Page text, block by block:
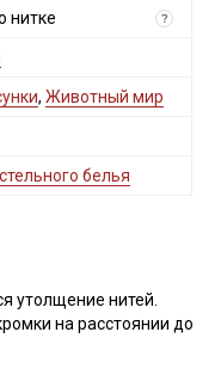
нитке ?
, Животный мир
белья
утолщение нитей.
на расстоянии до